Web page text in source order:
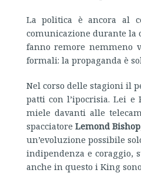
La politica è ancora al
comunicazione durante la
fanno remore nemmeno
formali: la propaganda è
Nel corso delle stagioni il
patti con l’ipocrisia. Lei
miele davanti alle
spacciatore Lemond Bishop
un’evoluzione possibile
indipendenza e coraggio,
anche in questo i King